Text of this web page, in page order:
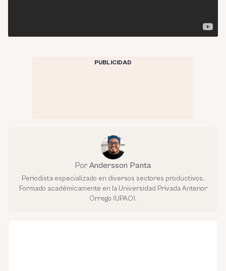
PUBLICIDAD
Por Andersson Panta
Periodista especializado en diversos sectores productivos.
Formado académicamente en la Universidad Privada Antenor
Orrego (UPAO).